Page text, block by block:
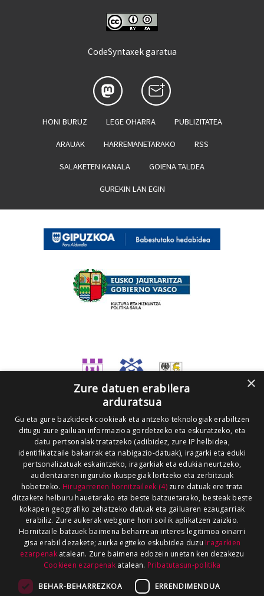
CodeSyntaxek garatua
HONI BURUZ LEGE OHARRA PUBLIZITATEA
ARAUAK HARREMANETARAKO RSS
SALAKETEN KANALA GOIENA TALDEA
GUREKIN LAN EGIN
×
Zure datuen erabilera
arduratsua
Gu eta gure bazkideek cookieak eta antzeko teknologiak erabiltzen
ditugu zure gailuan informazioa gordetzeko eta eskuratzeko, eta
datu pertsonalak tratatzeko (adibidez, zure IP helbidea,
identifikatzaile bakarrak eta nabigazio-datuak), iragarki eta eduki
pertsonalizatuak eskaintzeko, iragarkiak eta edukia neurtzeko,
audientziaren inguruko ikuspegiak lortzeko eta zerbitzuak
hobetzeko. Hirugarrenen hornitzaileek (4)zure datuak ere trata
ditzakete helburu hauetarako eta beste batzuetarako, besteak beste
kokapen geografiko zehatzeko datuak eta gailuaren ezaugarriak
erabiliz. Zure aukerak webgune honi soilik aplikatzen zaizkio.
Hornitzaile batzuek baimena beharrean interes legitimoa oinarri
gisa erabil dezakete; aurka egiteko eskubidea duzu Iragarkien
ezarpenakatalean. Zure baimena edozein unetan ken dezakezu
Cookieen ezarpenak atalean. Pribatutasun-politika
BEHAR-BEHARREZKOA ERRENDIMENDUA